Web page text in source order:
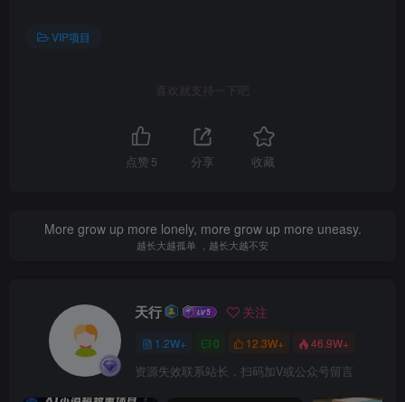
VIP项目
喜欢就支持一下吧
点赞 5 分享 收藏
More grow up more lonely, more grow up more uneasy.
越长大越孤单 ，越长大越不安
天行 关注
1.2W+ 0 12.3W+ 46.9W+
资源失效联系站长，扫码加V或公众号留言